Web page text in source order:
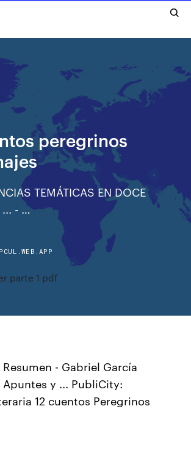
peregrinos
TEMÁTICAS EN DOCE
... - …
parte 1 pdf
Resumen - Gabriel García
Apuntes y ... PubliCity:
12 cuentos Peregrinos